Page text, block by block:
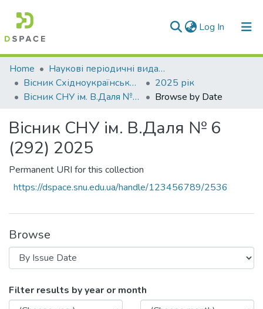
Log In (current)
Communities & Collections
All of DSpace
Home
Наукові періодичні видання СНУ ім. В. Даля
Вісник Східноукраїнського національного університету імені В. Даля
2025 рік
Вісник СНУ ім. В.Даля № 6 (292) 2025
Browse by Date
Вісник СНУ ім. В.Даля № 6
(292) 2025
Permanent URI for this collection
https://dspace.snu.edu.ua/handle/123456789/2536
Browse
Browsing Вісник СНУ ім. В.Даля № 6
Filter results by year or month